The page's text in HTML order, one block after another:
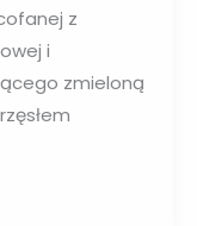
z
i
zmieloną